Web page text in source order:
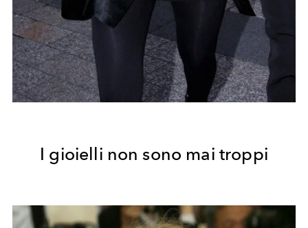
I gioielli non sono mai troppi